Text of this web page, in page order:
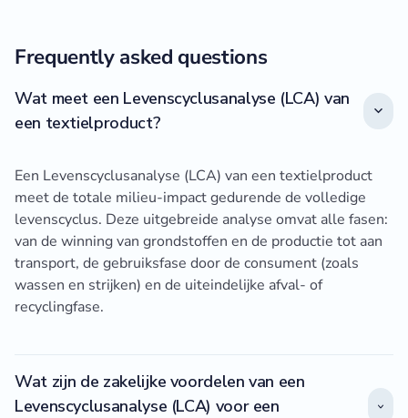
Frequently asked questions
Wat meet een Levenscyclusanalyse (LCA) van
een textielproduct?
Een Levenscyclusanalyse (LCA) van een textielproduct
meet de totale milieu-impact gedurende de volledige
levenscyclus. Deze uitgebreide analyse omvat alle fasen:
van de winning van grondstoffen en de productie tot aan
transport, de gebruiksfase door de consument (zoals
wassen en strijken) en de uiteindelijke afval- of
recyclingfase.
Wat zijn de zakelijke voordelen van een
Levenscyclusanalyse (LCA) voor een